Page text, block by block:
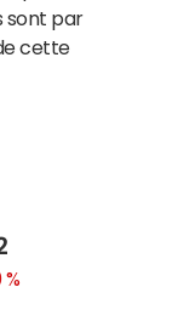
sont par
cette
%